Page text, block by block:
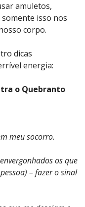
amuletos,
isso nos
corpo.
dicas
energia:
o Quebranto
meu socorro.
os que
– fazer o sinal